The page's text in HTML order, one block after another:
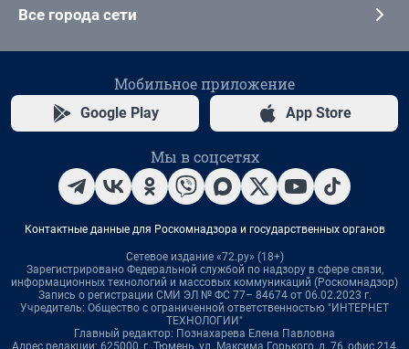
Все города сети
Мобильное приложение
Google Play App Store
Мы в соцсетях
Контактные данные для Роскомнадзора и государственных органов
Сетевое издание «72.ру» (18+)
Зарегистрировано Федеральной службой по надзору в сфере связи,
информационных технологий и массовых коммуникаций (Роскомнадзор)
Запись о регистрации СМИ ЭЛ № ФС 77– 84674 от 06.02.2023 г.
Учредитель: Общество с ограниченной ответственностью "ИНТЕРНЕТ
ТЕХНОЛОГИИ"
Главный редактор: Познахарева Елена Павловна
Адрес редакции: 625000, г. Тюмень, ул. Максима Горького, д. 76, офис 214,